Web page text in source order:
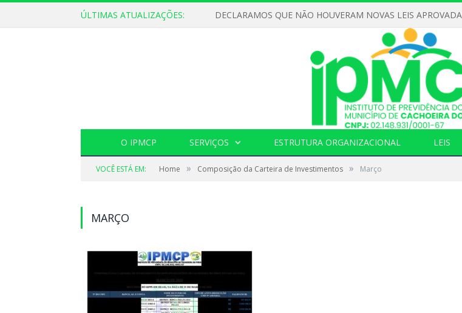
ÚLTIMAS ATUALIZAÇÕES:
O IPMCP SERVIÇOS ESTRUTURA ORGANIZACIONAL LEIS
VOCÊ ESTÁ EM: Home » Composição da Carteira de Investimentos » Março
MARÇO